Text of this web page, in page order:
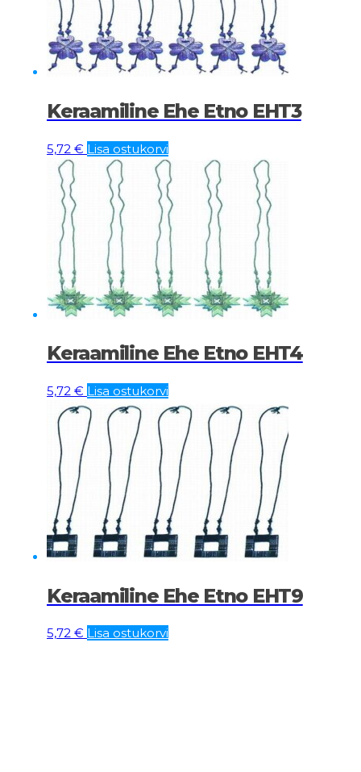
Keraamiline Ehe Etno EHT3
5,72 € Lisa ostukorvi
Keraamiline Ehe Etno EHT4
5,72 € Lisa ostukorvi
Keraamiline Ehe Etno EHT9
5,72 € Lisa ostukorvi